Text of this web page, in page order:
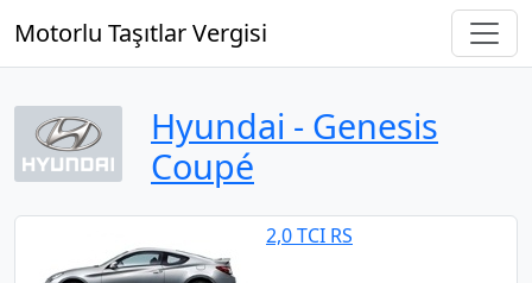
Motorlu Taşıtlar Vergisi
Hyundai ‐ Genesis
Coupé
2,0 TCI RS